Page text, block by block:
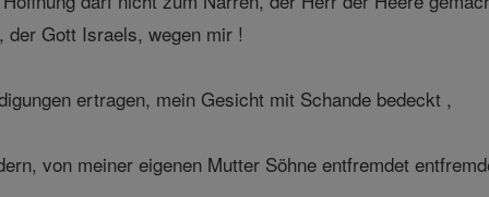
Gott Israels, wegen mir !
ertragen, mein Gesicht mit Schande bedeckt ,
von meiner eigenen Mutter Söhne entfremdet